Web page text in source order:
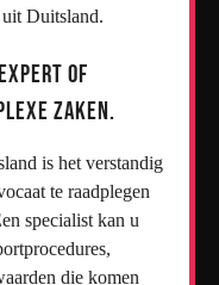
Duitsland.
of
zaken.
is het verstandig
te raadplegen
specialist kan u
die komen